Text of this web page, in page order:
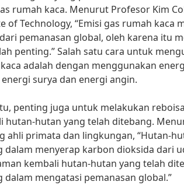
rumah kaca. Menurut Profesor Kim
of Technology, “Emisi gas rumah kaca
pemanasan global, oleh karena itu
penting.” Salah satu cara untuk
adalah dengan menggunakan
surya dan energi angin.
penting juga untuk melakukan
hutan-hutan yang telah ditebang.
ahli primata dan lingkungan, “Hutan-
dalam menyerap karbon dioksida dari
kembali hutan-hutan yang telah
dalam mengatasi pemanasan global.”